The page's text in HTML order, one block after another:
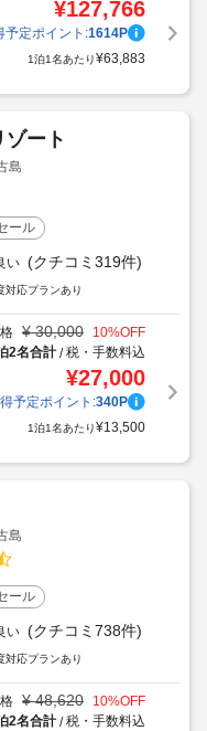
¥127,766
予定ポイント:1614P
1泊1名あたり¥63,883
ート
島
ール
い (クチコミ319件)
対応プランあり
¥ 30,000 10%OFF
2名合計/税・手数料込
¥27,000
予定ポイント:340P
1泊1名あたり¥13,500
島
ール
い (クチコミ738件)
対応プランあり
¥ 48,620 10%OFF
2名合計/税・手数料込